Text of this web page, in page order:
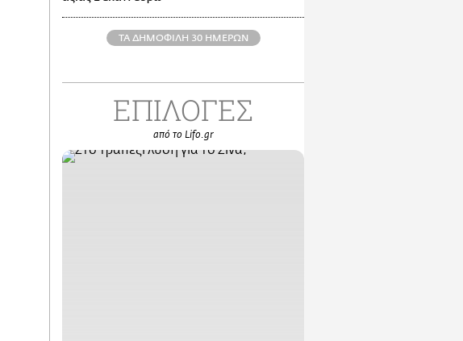
ΤΑ ΔΗΜΟΦΙΛΗ 30 ΗΜΕΡΩΝ
ΕΠΙΛΟΓΕΣ
από το Lifo.gr